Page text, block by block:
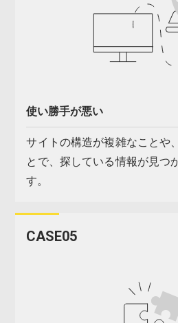
使い勝手が悪い
サイトの構造が複雑なことや
とで、探している情報が見つ
す。
CASE05